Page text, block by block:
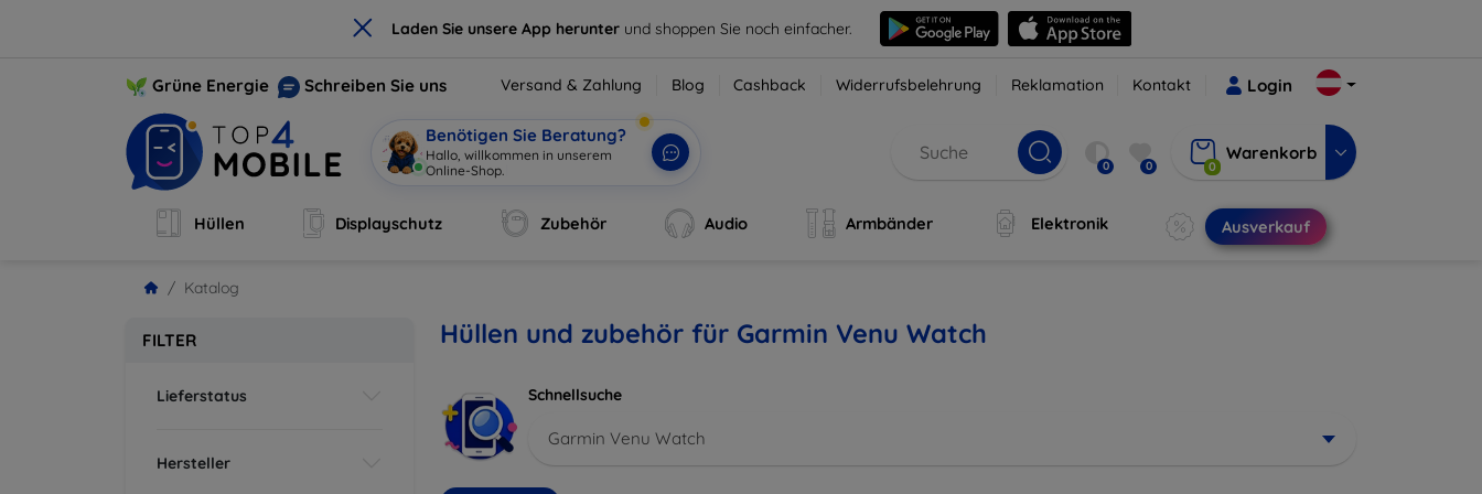
× Laden Sie unsere App herunter und shoppen Sie noch einfacher.
Grüne Energie Schreiben Sie uns Versand & Zahlung Blog Cashback Widerrufsbelehrung Reklamation Kontakt Login
Benötigen Sie Beratung?
Hallo, willkommen in unserem
Online-Shop.
0 0 0
Warenkorb
Hüllen Displayschutz Zubehör Audio Armbänder Elektronik Ausverkauf
Katalog
FILTER
Lieferstatus
Hersteller
Hüllen und zubehör für Garmin Venu Watch
Schnellsuche
Garmin Venu Watch